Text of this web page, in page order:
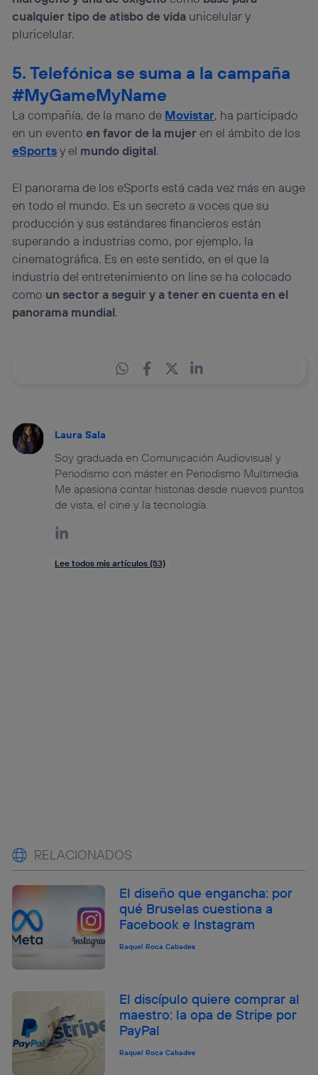
cualquier tipo de atisbo de vida unicelular y
pluricelular.
5. Telefónica se suma a la campaña
#MyGameMyName
La compañía, de la mano de Movistar, ha participado
en un eventoen favor de la mujeren el ámbito de los
eSportsy el mundo digital.
El panorama de los eSports está cada vez más en auge
en todo el mundo. Es un secreto a voces que su
producción y sus estándares financieros están
superando a industrias como, por ejemplo, la
cinematográfica. Es en este sentido, en el que la
industria del entretenimiento on line se ha colocado
como un sector a seguir y a tener en cuenta en el
panorama mundial.
Laura Sala
Soy graduada en Comunicación Audiovisual y
Periodismo con máster en Periodismo Multimedia.
Me apasiona contar historias desde nuevos puntos
de vista, el cine y la tecnología.
Lee todos mis artículos (53)
RELACIONADOS
El diseño que engancha: por
qué Bruselas cuestiona a
Facebook e Instagram
Raquel Roca Cabades
El discípulo quiere comprar al
maestro: la opa de Stripe por
PayPal
Raquel Roca Cabades